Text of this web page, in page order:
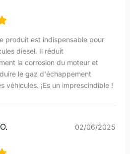
produit est indispensable pour
diesel. Il réduit
la corrosion du moteur et
le gaz d'échappement
véhicules. ¡Es un imprescindible !
02/06/2025